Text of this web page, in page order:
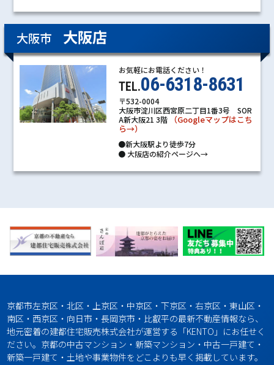
大阪市 大阪店
お気軽にお電話ください！
TEL.06-6318-8631
〒532-0004
大阪市淀川区西宮原二丁目1番3号 SOR
A新大阪21 3階
（Googleマップはこち
ら→）
●新大阪駅より徒歩7分
●大阪店の紹介ページへ→
京都市左京区・北区・上京区・中京区・下京区・右京区・東山区・
南区・西京区・向日市・長岡京市・比叡平の最新不動産情報なら、
地元密着の建都住宅販売株式会社が運営する「KENTO」にお任せく
ださい。京都の中古マンション・新築マンション・中古一戸建て・
新築一戸建て・土地や事業物件をどこよりも早く掲載しています。